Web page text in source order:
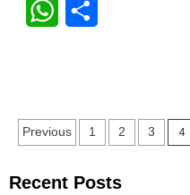
WhatsApp
Posts
Previous 1 2 3 4
Recent Posts